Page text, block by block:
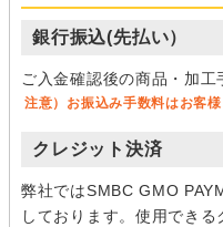
銀行振込(先払い）
ご入金確認後の商品・加工
注意）お振込み手数料はお客
クレジット決済
弊社ではSMBC GMO
しております。使用でき